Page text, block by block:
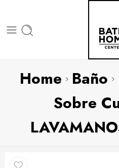
Home Baño
Sobre